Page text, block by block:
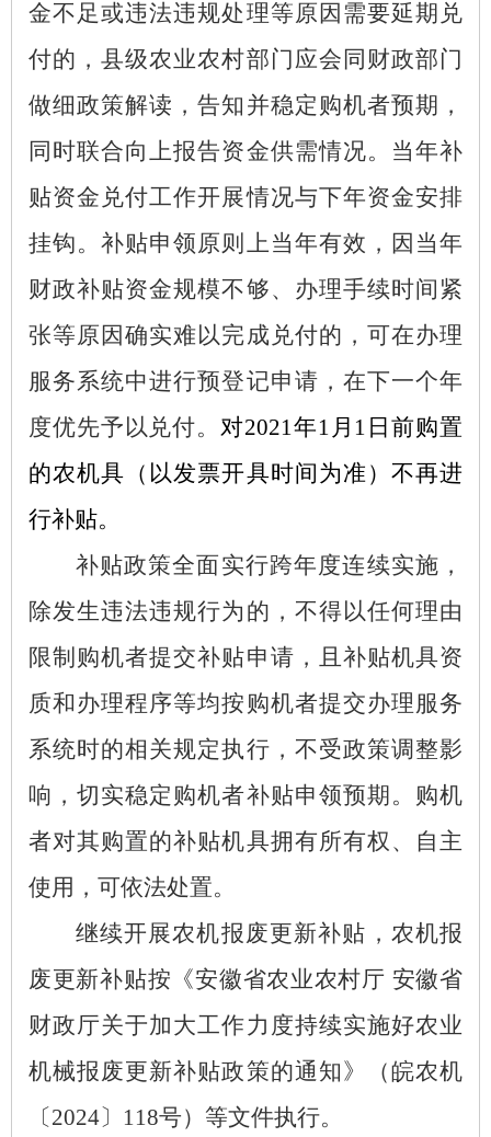
金不足或违法违规处理等原因需要延期兑
付的，县级农业农村部门应会同财政部门
做细政策解读，告知并稳定购机者预期，
同时联合向上报告资金供需情况。当年补
贴资金兑付工作开展情况与下年资金安排
挂钩。补贴申领原则上当年有效，因当年
财政补贴资金规模不够、办理手续时间紧
张等原因确实难以完成兑付的，可在办理
服务系统中进行预登记申请，在下一个年
度优先予以兑付。对2021年1月1日前购置
的农机具（以发票开具时间为准）不再进
行补贴。
补贴政策全面实行跨年度连续实施，
除发生违法违规行为的，不得以任何理由
限制购机者提交补贴申请，且补贴机具资
质和办理程序等均按购机者提交办理服务
系统时的相关规定执行，不受政策调整影
响，切实稳定购机者补贴申领预期。购机
者对其购置的补贴机具拥有所有权、自主
使用，可依法处置。
继续开展农机报废更新补贴，农机报
废更新补贴按《安徽省农业农村厅 安徽省
财政厅关于加大工作力度持续实施好农业
机械报废更新补贴政策的通知》（皖农机
〔2024〕118号）等文件执行。